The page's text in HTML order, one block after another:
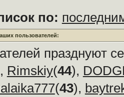
по:
пользователей:
празднуют
Rimskiy(44),
(43),